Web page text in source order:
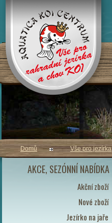
AKCE, SEZÓNNÍ NABÍDKA
Akční zboží
Nové zboží
Jezírko na jaře
Domů Vše pro jezírka